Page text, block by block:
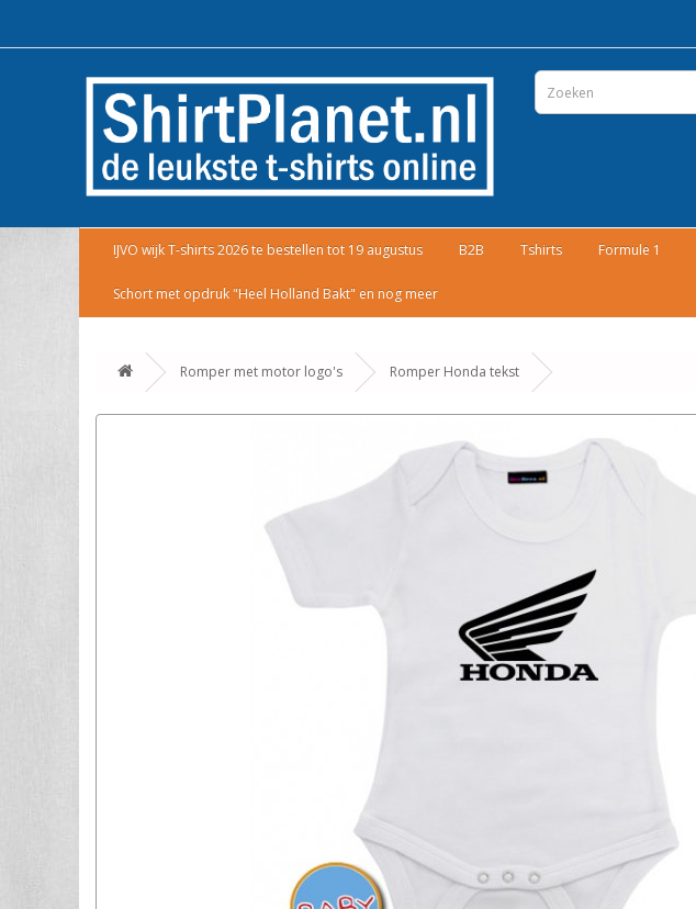
IJVO wijk T-shirts 2026 te bestellen tot 19 augustus B2B Tshirts Formule 1
Schort met opdruk "Heel Holland Bakt" en nog meer
Romper met motor logo's Romper Honda tekst